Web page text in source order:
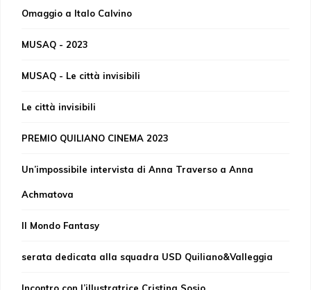
Omaggio a Italo Calvino
MUSAQ - 2023
MUSAQ - Le città invisibili
Le città invisibili
PREMIO QUILIANO CINEMA 2023
Un’impossibile intervista di Anna Traverso a Anna
Achmatova
Il Mondo Fantasy
serata dedicata alla squadra USD Quiliano&Valleggia